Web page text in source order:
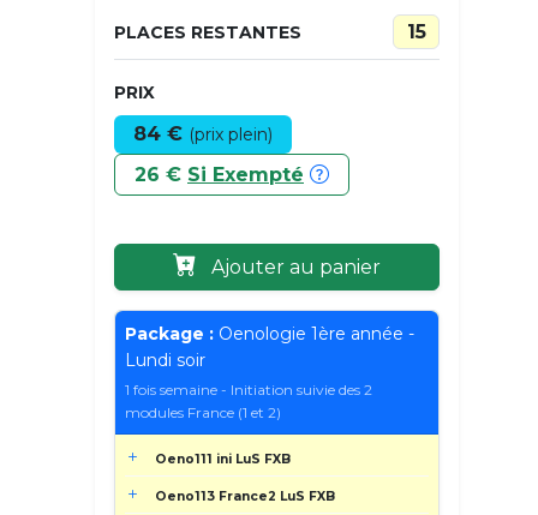
PLACES RESTANTES 15
PRIX
84 € (prix plein)
26 € Si Exempté
Ajouter au panier
Package : Oenologie 1ère année -
Lundi soir
1 fois semaine - Initiation suivie des 2
modules France (1 et 2)
Oeno111 ini LuS FXB
Oeno113 France2 LuS FXB